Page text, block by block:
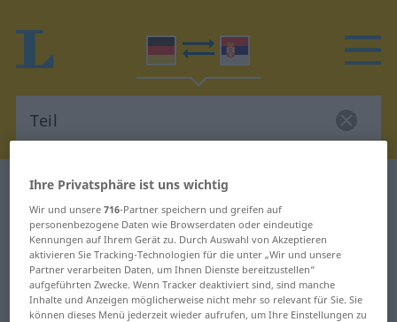
Deutsch-Serbisch Wörterbuch
Deutsch-Serbisch Übersetzung für
"Teil"
"Teil" Serbisch Übersetzung
Ihre Privatsphäre ist uns wichtig
Wir und unsere716-Partner speichern und greifen auf
personenbezogene Daten wie Browserdaten oder eindeutige
Kennungen auf Ihrem Gerät zu. Durch Auswahl von Akzeptieren
aktivieren Sie Tracking-Technologien für die unter „Wir und unsere
Partner verarbeiten Daten, um Ihnen Dienste bereitzustellen“
aufgeführten Zwecke. Wenn Tracker deaktiviert sind, sind manche
Inhalte und Anzeigen möglicherweise nicht mehr so relevant für Sie. Sie
können dieses Menü jederzeit wieder aufrufen, um Ihre Einstellungen zu